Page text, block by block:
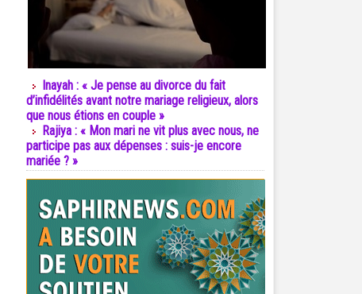
Inayah : « Je pense au divorce du fait
d’infidélités avant notre mariage religieux, alors
que nous étions en couple »
Rajiya : « Mon mari ne vit plus avec nous, ne
participe pas aux dépenses : suis-je encore
mariée ? »